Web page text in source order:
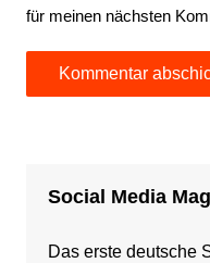
für meinen nächsten
Social Media
Das erste deutsche